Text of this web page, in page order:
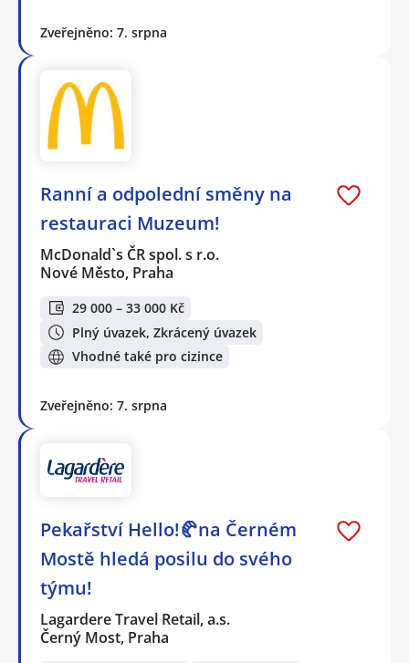
Zveřejněno: 7. srpna
Ranní a odpolední směny na
restauraci Muzeum!
McDonald`s ČR spol. s r.o.
Nové Město, Praha
29 000 – 33 000 Kč
Plný úvazek, Zkrácený úvazek
Vhodné také pro cizince
Zveřejněno: 7. srpna
Pekařství Hello!🥐na Černém
Mostě hledá posilu do svého
týmu!
Lagardere Travel Retail, a.s.
Černý Most, Praha